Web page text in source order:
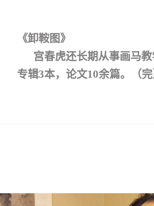
《卸鞍图》
宫春虎还长期从事画马
专辑3本，论文10余篇。（完